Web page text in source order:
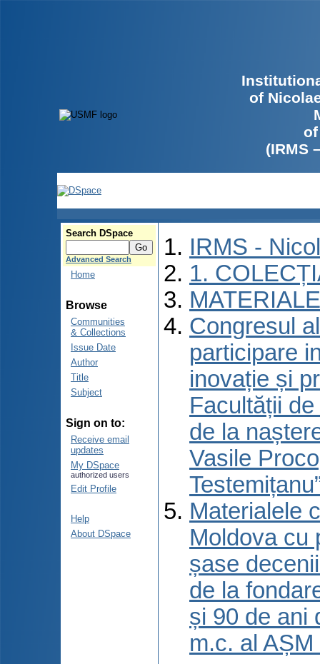
of
(IRMS
Search DSpace
Advanced Search
Home
Browse
Communities
& Collections
Issue Date
Author
Title
Subject
Sign on to:
Receive email
updates
My DSpace
authorized users
Edit Profile
Help
About DSpace
IRMS -
1.
Congresul
participare
inovație și
Facultății
de la
Vasile
Materialele
Moldova cu
șase
de la
și 90 de ani
m.c. al